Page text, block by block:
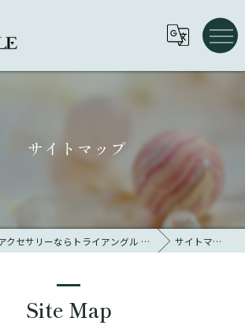
サイトマップ
福岡県福岡市のアクセサリーならトライアングル 大名 サイトマップ
Site Map